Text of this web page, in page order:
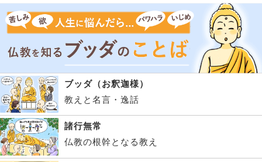
ブッダ（お釈迦様）
教えと名言・逸話
諸行無常
仏教の根幹となる教え